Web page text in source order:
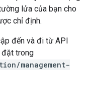
lửa của bạn cho
chỉ định.
đến và đi từ API
đặt trong
management-